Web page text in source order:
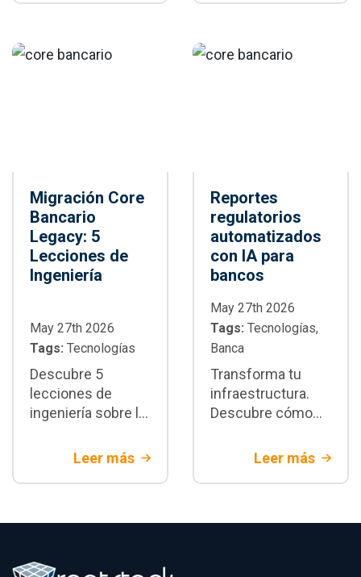
paralelización,
buenas prácticas y
Colombia. Aprende
tecnología para
Migración Core
Bancario
Legacy: 5
Lecciones de
Ingeniería
May 27th 2026
Tags: Tecnologías
Descubre 5
lecciones de
ingeniería sobre la
bancario legacy.
arquitectura y
riesgos
Rootstack
Leer más
Reportes
regulatorios
automatizados
con IA para
bancos
May 27th 2026
Tags: Tecnologías,
Banca
Transforma tu
infraestructura.
Descubre cómo
regulatorios
para banca
arquitecturas de IA
Leer más